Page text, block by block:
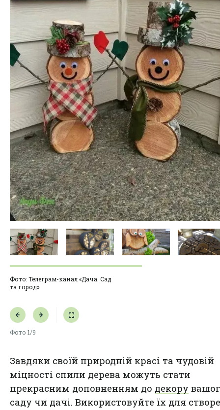
Фото: Телеграм-канал «Дача. Сад
та город»
Фото 1/9
Завдяки своїй природній красі та чудовій
міцності спили дерева можуть стати
прекрасним доповненням до декору
саду чи дачі. Використовуйте їх для